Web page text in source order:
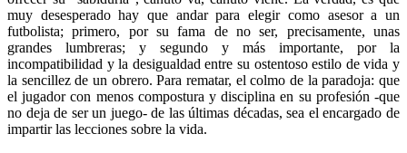
muy desesperado hay que andar para elegir como asesor a un
futbolista; primero, por su fama de no ser, precisamente, unas
grandes lumbreras; y segundo y más importante, por la
incompatibilidad y la desigualdad entre su ostentoso estilo de vida y
la sencillez de un obrero. Para rematar, el colmo de la paradoja: que
el jugador con menos compostura y disciplina en su profesión -que
no deja de ser un juego- de las últimas décadas, sea el encargado de
impartir las lecciones sobre la vida.